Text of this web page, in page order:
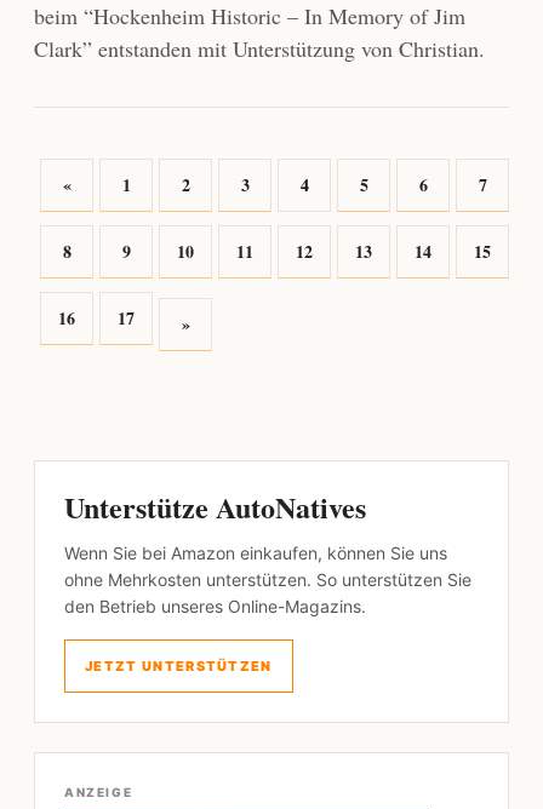
beim “Hockenheim Historic – In Memory of Jim
Clark” entstanden mit Unterstützung von Christian.
« 1 2 3 4 5 6 7
8 9 10 11 12 13 14 15
16 17 »
Unterstütze AutoNatives
Wenn Sie bei Amazon einkaufen, können Sie uns
ohne Mehrkosten unterstützen. So unterstützen Sie
den Betrieb unseres Online-Magazins.
JETZT UNTERSTÜTZEN
ANZEIGE